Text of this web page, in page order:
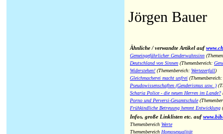
Jörgen Bauer
Ähnliche / verwandte Artikel auf
Gemeingefährlicher Genderwahnsinn
Deutschland von Sinnen (Themenbereich:
Widerstehen! (Themenbereich: Wertezerfall)
Gleichmacherei macht unfrei (Themenbereich:
Pseudowissenschaften (Genderismus usw. )
Scharia Police - die neuen Herren im Lande?
Porno und Perversi-Gesamtschule
Frühkindliche Betreuung hemmt Entwicklung
Infos, große Linklisten etc. auf
Themenbereich Werte
Themenbereich Homosexualität